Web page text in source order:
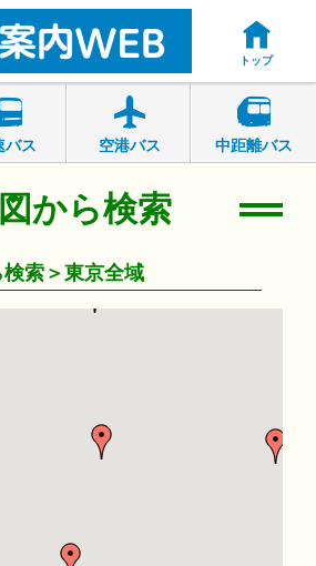
トップ
バス 空港バス 中距離バス
から検索
検索＞東京全域